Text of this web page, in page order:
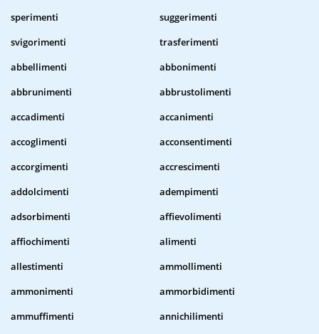
sperimenti
suggerimenti
svigorimenti
trasferimenti
abbellimenti
abbonimenti
abbrunimenti
abbrustolimenti
accadimenti
accanimenti
accoglimenti
acconsentimenti
accorgimenti
accrescimenti
addolcimenti
adempimenti
adsorbimenti
affievolimenti
affiochimenti
alimenti
allestimenti
ammollimenti
ammonimenti
ammorbidimenti
ammuffimenti
annichilimenti